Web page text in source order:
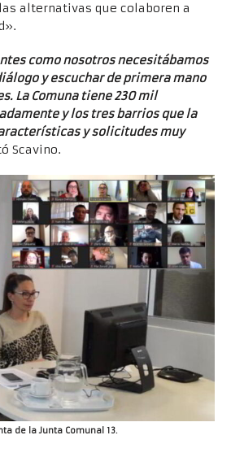
alternativas que colaboren a
como nosotros necesitábamos
y escuchar de primera mano
La Comuna tiene 230 mil
y los tres barrios que la
y solicitudes muy
Scavino.
de la Junta Comunal 13.